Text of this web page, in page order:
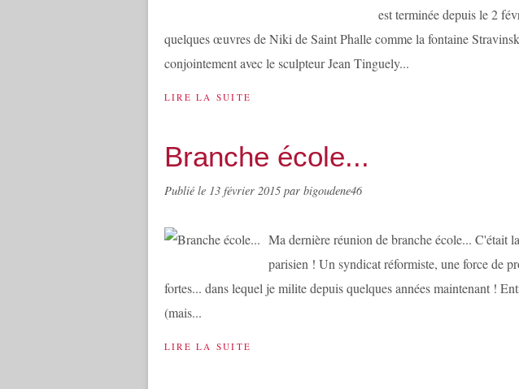
est terminée depuis le 2
quelques œuvres de Niki de Saint Phalle comme la fontaine
conjointement avec le sculpteur Jean Tinguely...
LIRE LA SUITE
Branche école...
Publié le 13 février 2015 par bigoudene46
Ma dernière réunion de branche école... C'était
parisien ! Un syndicat réformiste, une force de
fortes... dans lequel je milite depuis quelques années maintenant !
(mais...
LIRE LA SUITE